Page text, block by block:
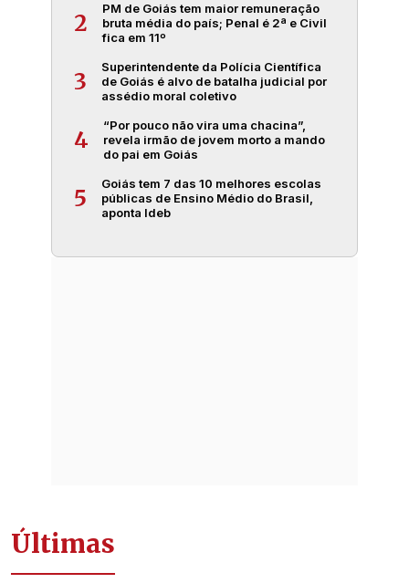
2
PM de Goiás tem maior remuneração
bruta média do país; Penal é 2ª e Civil
fica em 11º
3
Superintendente da Polícia Científica
de Goiás é alvo de batalha judicial por
assédio moral coletivo
4
“Por pouco não vira uma chacina”,
revela irmão de jovem morto a mando
do pai em Goiás
5
Goiás tem 7 das 10 melhores escolas
públicas de Ensino Médio do Brasil,
aponta Ideb
Últimas